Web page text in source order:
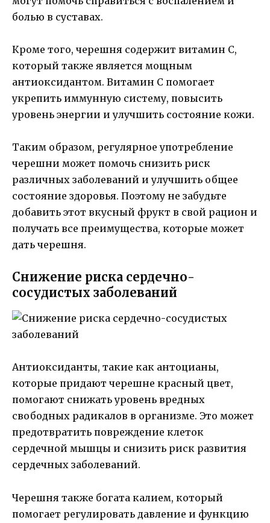
болью в суставах.
Кроме того, черешня содержит витамин С,
который также является мощным
антиоксидантом. Витамин С помогает
укрепить иммунную систему, повысить
уровень энергии и улучшить состояние кожи.
Таким образом, регулярное употребление
черешни может помочь снизить риск
различных заболеваний и улучшить общее
состояние здоровья. Поэтому не забудьте
добавить этот вкусный фрукт в свой рацион и
получать все преимущества, которые может
дать черешня.
Снижение риска сердечно-
сосудистых заболеваний
Антиоксиданты, такие как антоцианы,
которые придают черешне красный цвет,
помогают снижать уровень вредных
свободных радикалов в организме. Это может
предотвратить повреждение клеток
сердечной мышцы и снизить риск развития
сердечных заболеваний.
Черешня также богата калием, который
помогает регулировать давление и функцию